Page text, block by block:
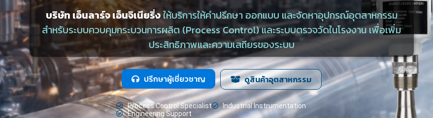
บริษัท เอ็นลาร์จ เอ็นจิเนียริ่งให้บริการให้คำปรึกษา ออกแบบ และจัดหาอุปกรณ์อุตสาหกรรม
สำหรับระบบควบคุมกระบวนการผลิต (Process Control) และระบบตรวจวัดในโรงงาน เพื่อเพิ่ม
ประสิทธิภาพและความเสถียรของระบบ
ปรึกษาผู้เชี่ยวชาญ ดูสินค้าอุตสาหกรรม
Process Control Specialist
Industrial Instrumentation
Engineering Support